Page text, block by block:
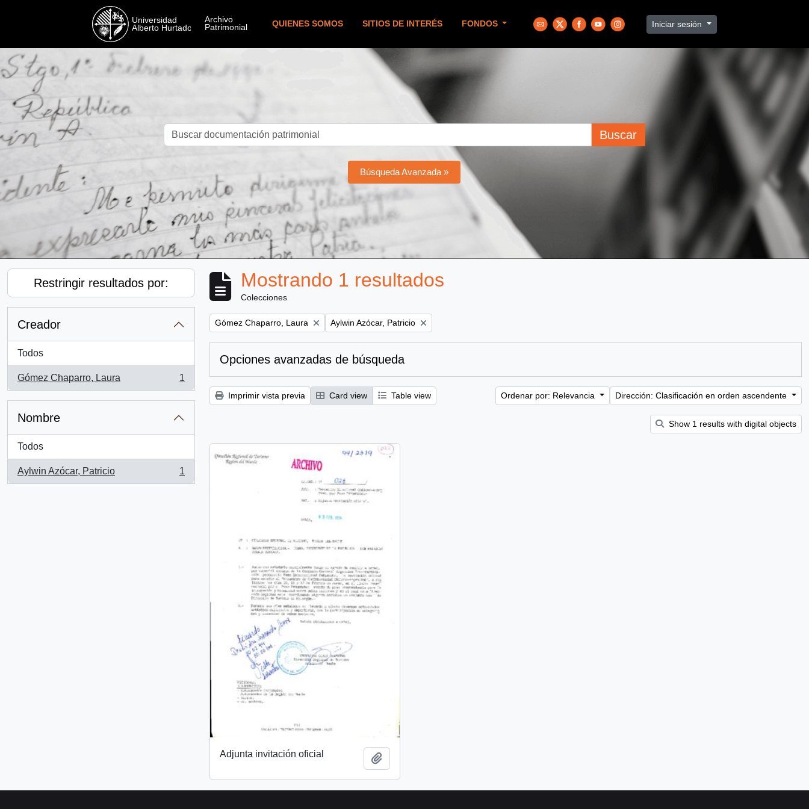
QUIENES SOMOS SITIOS DE INTERÉS FONDOS Iniciar sesión
Buscar
Búsqueda Avanzada »
Restringir resultados por:
Creador
Todos
Gómez Chaparro, Laura
, 1 resultados
1
Nombre
Todos
Aylwin Azócar, Patricio
, 1 resultados
1
Mostrando 1 resultados
Colecciones
Remove filter:
Gómez Chaparro, Laura Remove filter:
Aylwin Azócar, Patricio
Opciones avanzadas de búsqueda
Imprimir vista previa Card view Table view Ordenar por: Relevancia Dirección: Clasificación en orden ascendente
Show 1 results with digital objects
Adjunta invitación oficial